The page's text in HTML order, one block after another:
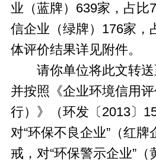
业（蓝牌）639家，占比
信企业（绿牌）176家，
体评价结果详见附件。
请你单位将此文转送
并按照《企业环境信用
行）》（环发〔2013〕
对“环保不良企业”（红
戒，对“环保警示企业”